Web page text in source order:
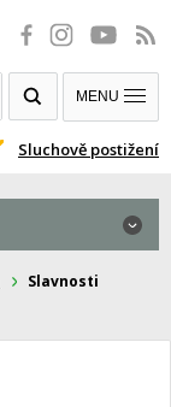
Sluchově postižení
MENU
Slavnosti